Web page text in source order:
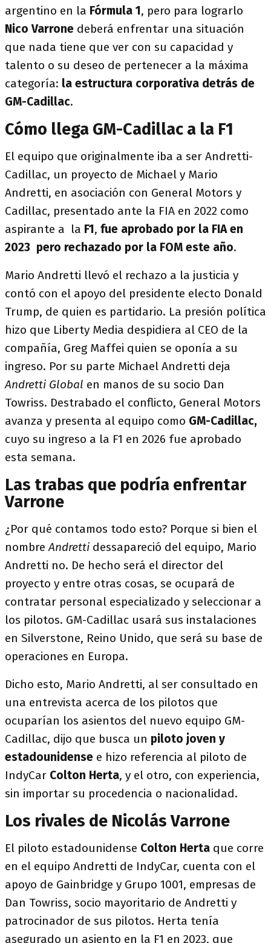
argentino en la Fórmula 1, pero para lograrlo
Nico Varrone deberá enfrentar una situación
que nada tiene que ver con su capacidad y
talento o su deseo de pertenecer a la máxima
categoría: la estructura corporativa detrás de
GM-Cadillac.
Cómo llega GM-Cadillac a la F1
El equipo que originalmente iba a ser Andretti-
Cadillac, un proyecto de Michael y Mario
Andretti, en asociación con General Motors y
Cadillac, presentado ante la FIA en 2022 como
aspirante a la F1, fue aprobado por la FIA en
2023 pero rechazado por la FOM este año.
Mario Andretti llevó el rechazo a la justicia y
contó con el apoyo del presidente electo Donald
Trump, de quien es partidario. La presión política
hizo que Liberty Media despidiera al CEO de la
compañía, Greg Maffei quien se oponía a su
ingreso. Por su parte Michael Andretti deja
Andretti Global en manos de su socio Dan
Towriss. Destrabado el conflicto, General Motors
avanza y presenta al equipo como GM-Cadillac,
cuyo su ingreso a la F1 en 2026 fue aprobado
esta semana.
Las trabas que podría enfrentar
Varrone
¿Por qué contamos todo esto? Porque si bien el
nombreAndretti dessapareció del equipo, Mario
Andretti no. De hecho será el director del
proyecto y entre otras cosas, se ocupará de
contratar personal especializado y seleccionar a
los pilotos. GM-Cadillac usará sus instalaciones
en Silverstone, Reino Unido, que será su base de
operaciones en Europa.
Dicho esto, Mario Andretti, al ser consultado en
una entrevista acerca de los pilotos que
ocuparían los asientos del nuevo equipo GM-
Cadillac, dijo que busca un piloto joven y
estadounidense e hizo referencia al piloto de
IndyCar Colton Herta, y el otro, con experiencia,
sin importar su procedencia o nacionalidad.
Los rivales de Nicolás Varrone
El piloto estadounidense Colton Herta que corre
en el equipo Andretti de IndyCar, cuenta con el
apoyo de Gainbridge y Grupo 1001, empresas de
Dan Towriss, socio mayoritario de Andretti y
patrocinador de sus pilotos. Herta tenía
asegurado un asiento en la F1 en 2023, que